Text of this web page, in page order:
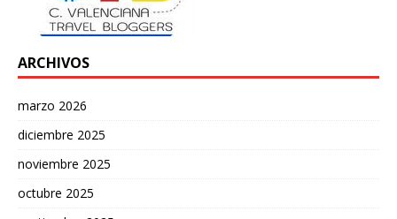
ARCHIVOS
marzo 2026
diciembre 2025
noviembre 2025
octubre 2025